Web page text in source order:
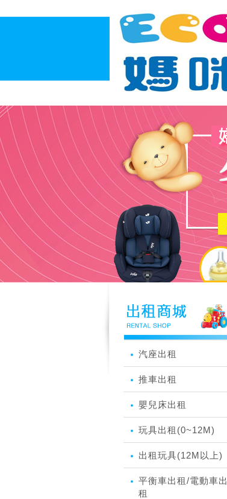
汽座出租
推車出租
嬰兒床出租
玩具出租(0~12M)
出租玩具(12M以上)
平衡車出租/電動車出
租